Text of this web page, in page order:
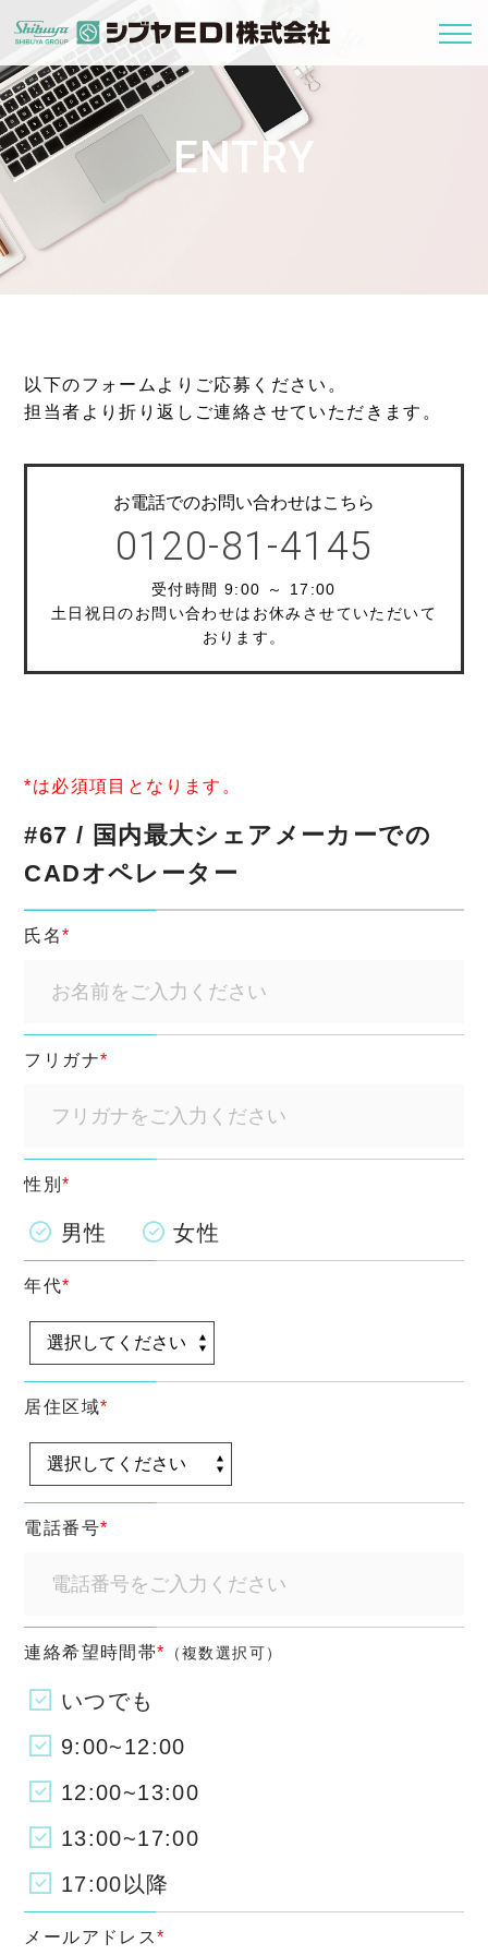
ENTRY
以下のフォームよりご応募ください。
担当者より折り返しご連絡させていただきます。
お電話でのお問い合わせはこちら
0120-81-4145
受付時間 9:00 ～ 17:00
土日祝日のお問い合わせはお休みさせていただいて
おります。
*は必須項目となります。
#67 / 国内最大シェアメーカーでの
CADオペレーター
氏名*
フリガナ*
性別*
男性 女性
年代*
居住区域*
電話番号*
連絡希望時間帯* （複数選択可）
いつでも
9:00~12:00
12:00~13:00
13:00~17:00
17:00以降
メールアドレス*